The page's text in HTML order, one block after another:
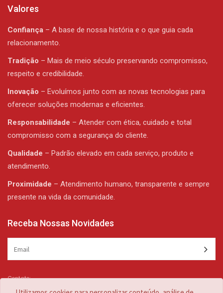
Valores
Confiança – A base de nossa história e o que guia cada
relacionamento.
Tradição – Mais de meio século preservando compromisso,
respeito e credibilidade.
Inovação – Evoluímos junto com as novas tecnologias para
oferecer soluções modernas e eficientes.
Responsabilidade – Atender com ética, cuidado e total
compromisso com a segurança do cliente.
Qualidade – Padrão elevado em cada serviço, produto e
atendimento.
Proximidade – Atendimento humano, transparente e sempre
presente na vida da comunidade.
Receba Nossas Novidades
Contato: